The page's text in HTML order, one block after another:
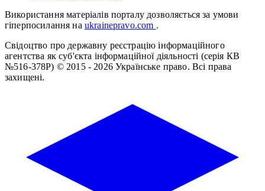
Використання матеріалів порталу дозволяється за умови
гіперпосилання на ukrainepravo.com .
Свідоцтво про державну реєстрацію інформаційного
агентства як суб'єкта інформаційної діяльності (серія КВ
№516-378Р) © 2015 - 2026 Українське право. Всі права
захищені.